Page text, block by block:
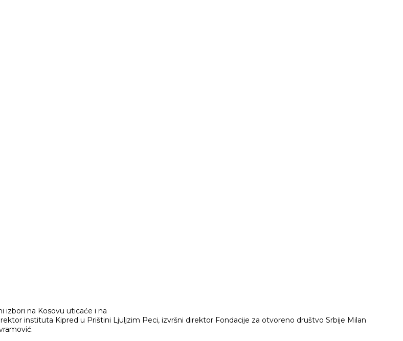
izbori na Kosovu uticaće i na
instituta Kipred u Prištini Ljuljzim Peci, izvršni direktor Fondacije za otvoreno društvo Srbije Milan